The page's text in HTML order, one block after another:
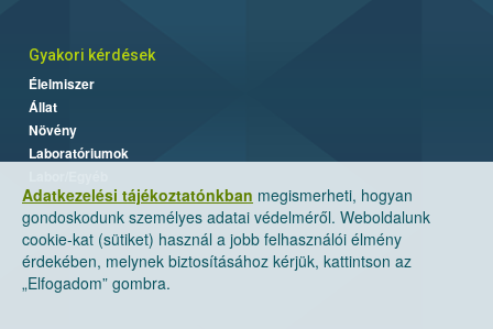
Adatkezelési tájékoztatónkban megismerheti, hogyan
gondoskodunk személyes adatai védelméről. Weboldalunk
cookie-kat (sütiket) használ a jobb felhasználói élmény
érdekében, melynek biztosításához kérjük, kattintson az
„Elfogadom” gombra.
Gyakori kérdések
Élelmiszer
Állat
Növény
Laboratóriumok